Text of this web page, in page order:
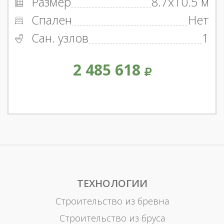
Спален
Нет
Сан. узлов
1
2 485 618
ТЕХНОЛОГИИ
Строительство из бревна
Строительство из бруса